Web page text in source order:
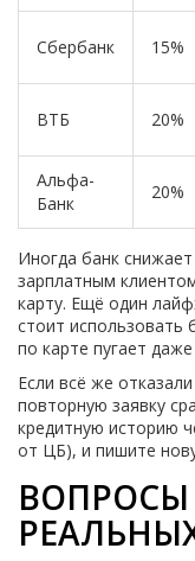
Сбербанк 15%
ВТБ 20%
Альфа-
Банк
20%
Иногда банк
зарплатным
карту. Ещё один
стоит
по карте пугает
Если всё же
повторную заявку
кредитную историю
от ЦБ), и пишите
ВОПРОСЫ